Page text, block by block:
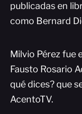
publicadas en
como Bernard
Milvio Pérez fue
Fausto Rosario
qué dices? que
AcentoTV.